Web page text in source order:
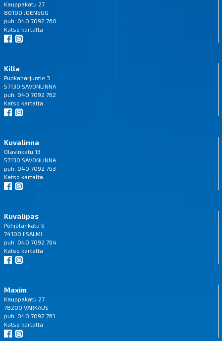
Kauppakatu 27
80100 JOENSUU
puh. 040 7092 760
Katso kartalta
Killa
Punkaharjuntie 3
57130 SAVONLINNA
puh. 040 7092 762
Katso kartalta
Kuvalinna
Olavinkatu 13
57130 SAVONLINNA
puh. 040 7092 763
Katso kartalta
Kuvalipas
Pohjolankatu 6
74100 IISALMI
puh. 040 7092 764
Katso kartalta
Maxim
Kauppakatu 27
78200 VARKAUS
puh. 040 7092 761
Katso kartalta